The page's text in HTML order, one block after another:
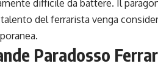
difficile da battere. Il
del ferrarista venga
Paradosso